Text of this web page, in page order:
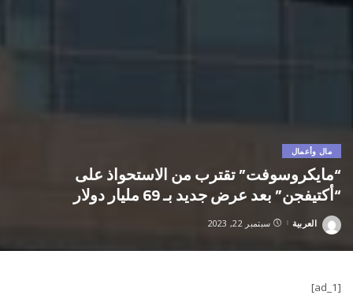
مال وأعمال
“مايكروسوفت” تقترب من الاستحواذ على
“أكتيفجن” بعد عرض جديد بـ 69 مليار دولار
Posted
العربية سبتمبر 22, 2023
[ad_1]